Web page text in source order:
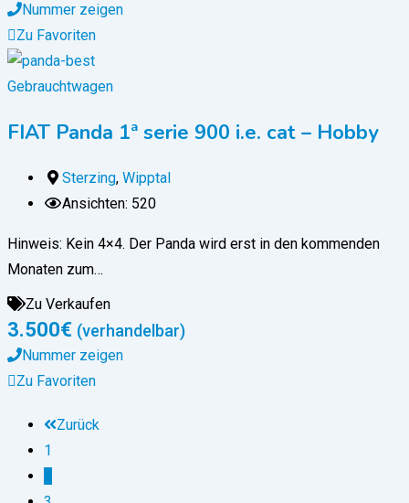
Nummer zeigen
Zu Favoriten
Gebrauchtwagen
FIAT Panda 1ª serie 900 i.e. cat – Hobby
Sterzing, Wipptal
Ansichten: 520
Hinweis: Kein 4×4. Der Panda wird erst in den kommenden
Monaten zum…
Zu Verkaufen
3.500€ (verhandelbar)
Nummer zeigen
Zu Favoriten
Zurück
1